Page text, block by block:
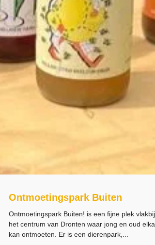
Ontmoetingspark Buiten
Ontmoetingspark Buiten! is een fijne plek vlakbij